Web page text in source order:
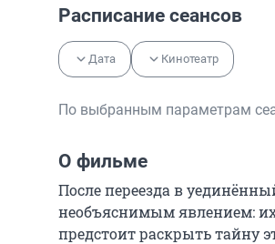
Расписание сеансов
Дата Кинотеатр
По выбранным параметрам
О фильме
После переезда в
необъяснимым явлением:
предстоит раскрыть тайну